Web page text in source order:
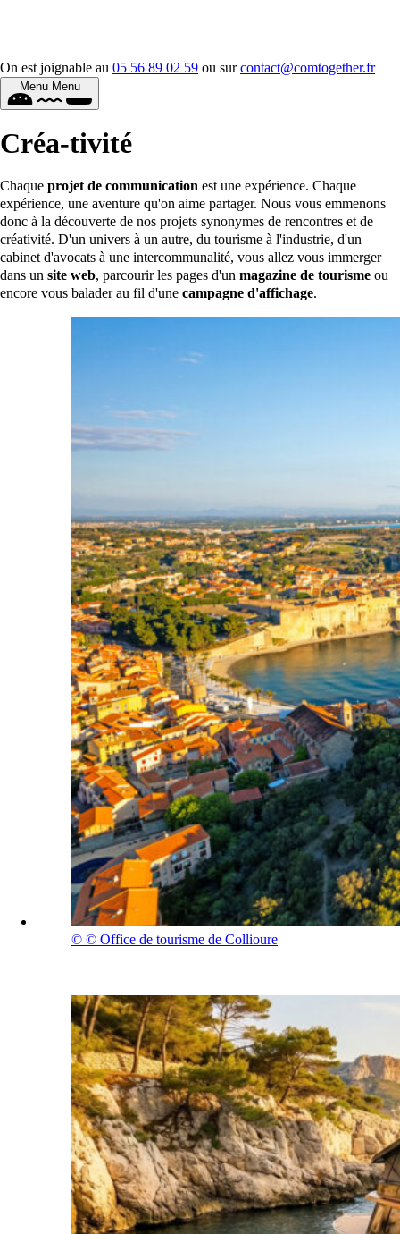
On est joignable au 05 56 89 02 59 ou surcontact@comtogether.fr
Menu Menu
Créa-tivité
Chaque projet de communication est une expérience. Chaque
expérience, une aventure qu'on aime partager. Nous vous emmenons
donc à la découverte de nos projets synonymes de rencontres et de
créativité. D'un univers à un autre, du tourisme à l'industrie, d'un
cabinet d'avocats à une intercommunalité, vous allez vous immerger
dans un site web, parcourir les pages d'un magazine de tourisme ou
encore vous balader au fil d'une campagne d'affichage.
© © Office de tourisme de Collioure